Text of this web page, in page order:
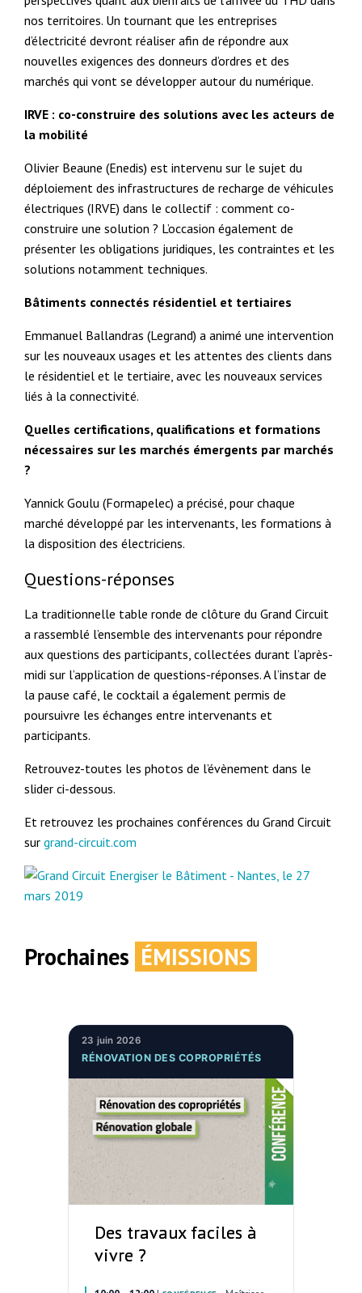
nos territoires. Un tournant que les entreprises
d’électricité devront réaliser afin de répondre aux
nouvelles exigences des donneurs d’ordres et des
marchés qui vont se développer autour du numérique.
IRVE : co-construire des solutions avec les acteurs de
la mobilité
Olivier Beaune (Enedis) est intervenu sur le sujet du
déploiement des infrastructures de recharge de véhicules
électriques (IRVE) dans le collectif : comment co-
construire une solution ? L’occasion également de
présenter les obligations juridiques, les contraintes et les
solutions notamment techniques.
Bâtiments connectés résidentiel et tertiaires
Emmanuel Ballandras (Legrand) a animé une intervention
sur les nouveaux usages et les attentes des clients dans
le résidentiel et le tertiaire, avec les nouveaux services
liés à la connectivité.
Quelles certifications, qualifications et formations
nécessaires sur les marchés émergents par marchés
?
Yannick Goulu (Formapelec) a précisé, pour chaque
marché développé par les intervenants, les formations à
la disposition des électriciens.
Questions-réponses
La traditionnelle table ronde de clôture du Grand Circuit
a rassemblé l’ensemble des intervenants pour répondre
aux questions des participants, collectées durant l’après-
midi sur l’application de questions-réponses. A l’instar de
la pause café, le cocktail a également permis de
poursuivre les échanges entre intervenants et
participants.
Retrouvez-toutes les photos de l’évènement dans le
slider ci-dessous.
Et retrouvez les prochaines conférences du Grand Circuit
surgrand-circuit.com
Prochaines ÉMISSIONS
23 juin 2026
RÉNOVATION DES COPROPRIÉTÉS
Des travaux faciles à
vivre ?